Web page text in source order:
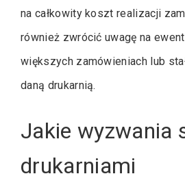
na całkowity koszt realizacji
również zwrócić uwagę na
większych zamówieniach lub
daną drukarnią.
Jakie wyzwania
drukarniami